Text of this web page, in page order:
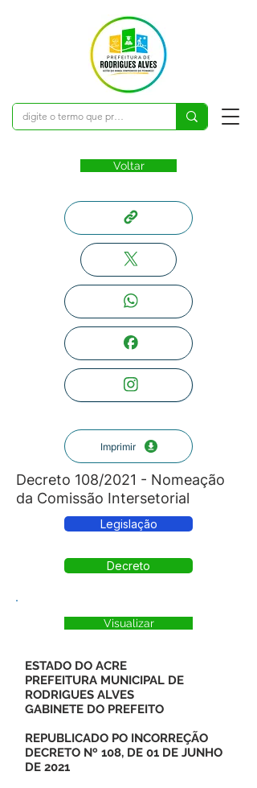
Voltar
Imprimir
Decreto 108/2021 - Nomeação
da Comissão Intersetorial
Legislação
Decreto
Visualizar
ESTADO DO ACRE
PREFEITURA MUNICIPAL DE
RODRIGUES ALVES
GABINETE DO PREFEITO
REPUBLICADO PO INCORREÇÃO
DECRETO Nº 108, DE 01 DE JUNHO
DE 2021